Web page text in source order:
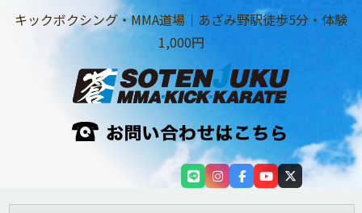
キックボクシング・MMA道場｜あざみ野駅徒歩5分・体験
1,000円